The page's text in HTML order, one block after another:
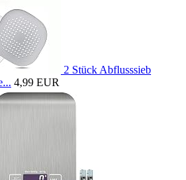
2 Stück Abflusssieb
4,99 EUR